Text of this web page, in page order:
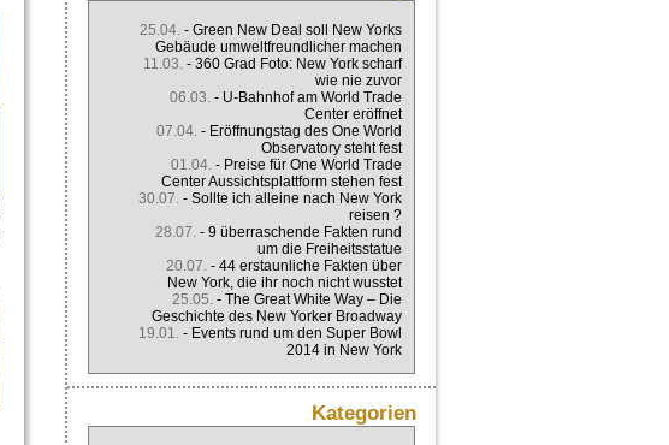
25.04. - Green New Deal soll New Yorks
Gebäude umweltfreundlicher machen
11.03. - 360 Grad Foto: New York scharf
wie nie zuvor
06.03. - U-Bahnhof am World Trade
Center eröffnet
07.04. - Eröffnungstag des One World
Observatory steht fest
01.04. - Preise für One World Trade
Center Aussichtsplattform stehen fest
30.07. - Sollte ich alleine nach New York
reisen ?
28.07. - 9 überraschende Fakten rund
um die Freiheitsstatue
20.07. - 44 erstaunliche Fakten über
New York, die ihr noch nicht wusstet
25.05. - The Great White Way – Die
Geschichte des New Yorker Broadway
19.01.
- Events rund um den Super Bowl
2014 in New York
Kategorien